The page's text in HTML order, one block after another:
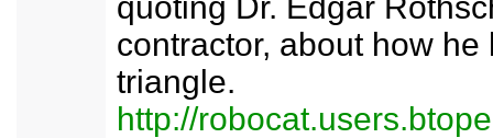
contractor, about how
triangle.
http://